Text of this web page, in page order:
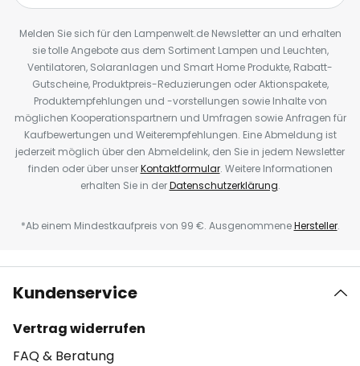
Melden Sie sich für den Lampenwelt.de Newsletter an und erhalten
sie tolle Angebote aus dem Sortiment Lampen und Leuchten,
Ventilatoren, Solaranlagen und Smart Home Produkte, Rabatt-
Gutscheine, Produktpreis-Reduzierungen oder Aktionspakete,
Produktempfehlungen und -vorstellungen sowie Inhalte von
möglichen Kooperationspartnern und Umfragen sowie Anfragen für
Kaufbewertungen und Weiterempfehlungen. Eine Abmeldung ist
jederzeit möglich über den Abmeldelink, den Sie in jedem Newsletter
finden oder über unserKontaktformular. Weitere Informationen
erhalten Sie in derDatenschutzerklärung.
*Ab einem Mindestkaufpreis von 99 €. AusgenommeneHersteller.
Kundenservice
Vertrag widerrufen
FAQ & Beratung